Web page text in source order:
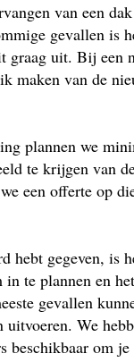
van een
gevallen is
graag uit. Bij een
maken van de
plannen we
te krijgen van
een offerte op
hebt gegeven, is
in te plannen en
gevallen
We
beschikbaar om je